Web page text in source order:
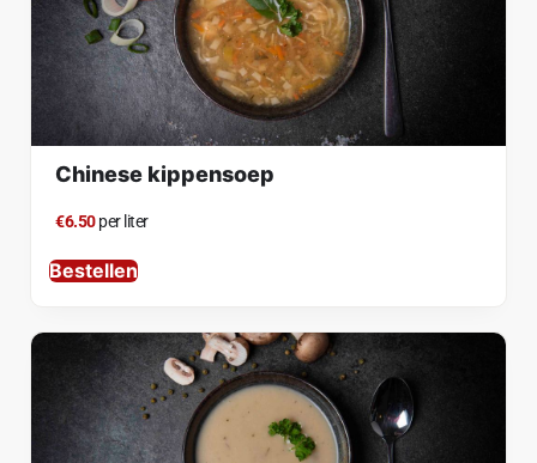
Chinese kippensoep
€6.50per liter
Bestellen